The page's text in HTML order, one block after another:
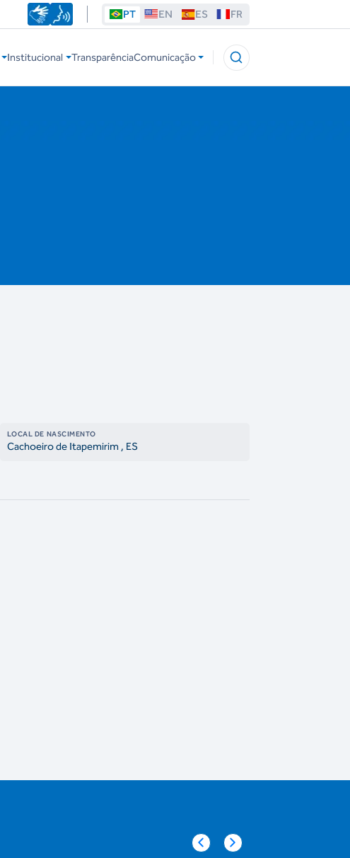
PT EN ES FR
Institucional TransparênciaComunicação
LOCAL DE NASCIMENTO
Cachoeiro de Itapemirim , ES